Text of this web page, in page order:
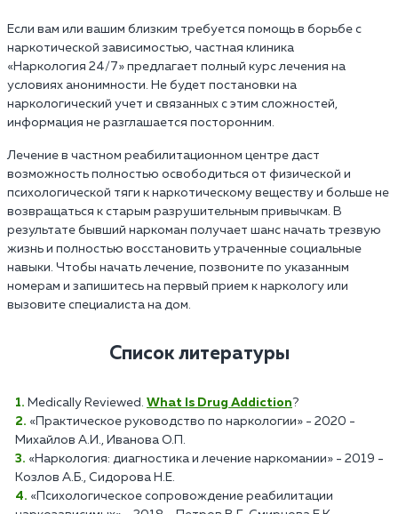
Если вам или вашим близким требуется помощь в борьбе с
наркотической зависимостью, частная клиника
«Наркология 24/7» предлагает полный курс лечения на
условиях анонимности. Не будет постановки на
наркологический учет и связанных с этим сложностей,
информация не разглашается посторонним.
Лечение в частном реабилитационном центре даст
возможность полностью освободиться от физической и
психологической тяги к наркотическому веществу и больше не
возвращаться к старым разрушительным привычкам. В
результате бывший наркоман получает шанс начать трезвую
жизнь и полностью восстановить утраченные социальные
навыки. Чтобы начать лечение, позвоните по указанным
номерам и запишитесь на первый прием к наркологу или
вызовите специалиста на дом.
Список литературы
Medically Reviewed. What Is Drug Addiction?
«Практическое руководство по наркологии» - 2020 -
Михайлов А.И., Иванова О.П.
«Наркология: диагностика и лечение наркомании» - 2019 -
Козлов А.Б., Сидорова Н.Е.
«Психологическое сопровождение реабилитации